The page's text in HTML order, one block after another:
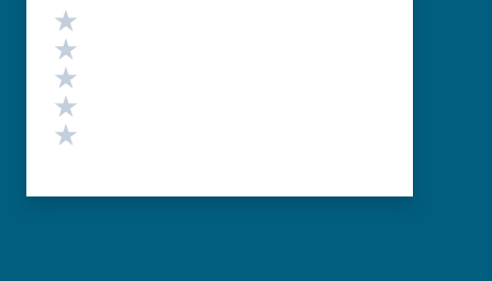
Valutazione